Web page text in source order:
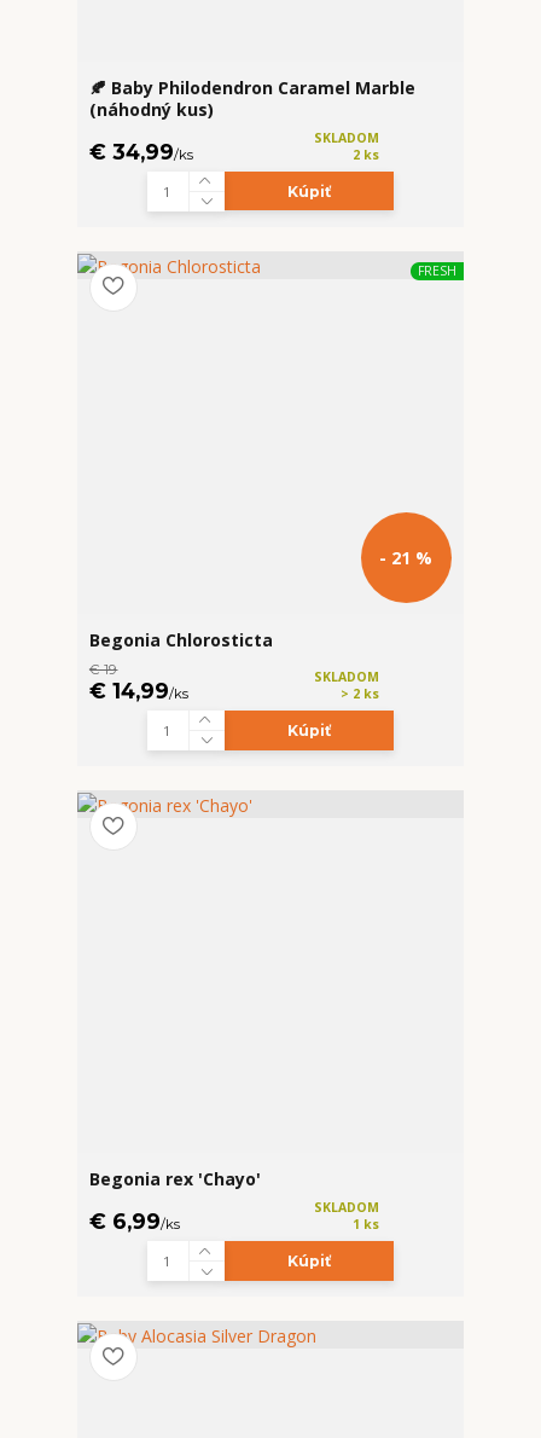
🍂 Baby Philodendron Caramel Marble
(náhodný kus)
€ 34,99/ks
SKLADOM
2 ks
Kúpiť
FRESH
- 21 %
Begonia Chlorosticta
€ 19
€ 14,99/ks
SKLADOM
> 2 ks
Kúpiť
Begonia rex 'Chayo'
€ 6,99/ks
SKLADOM
1 ks
Kúpiť